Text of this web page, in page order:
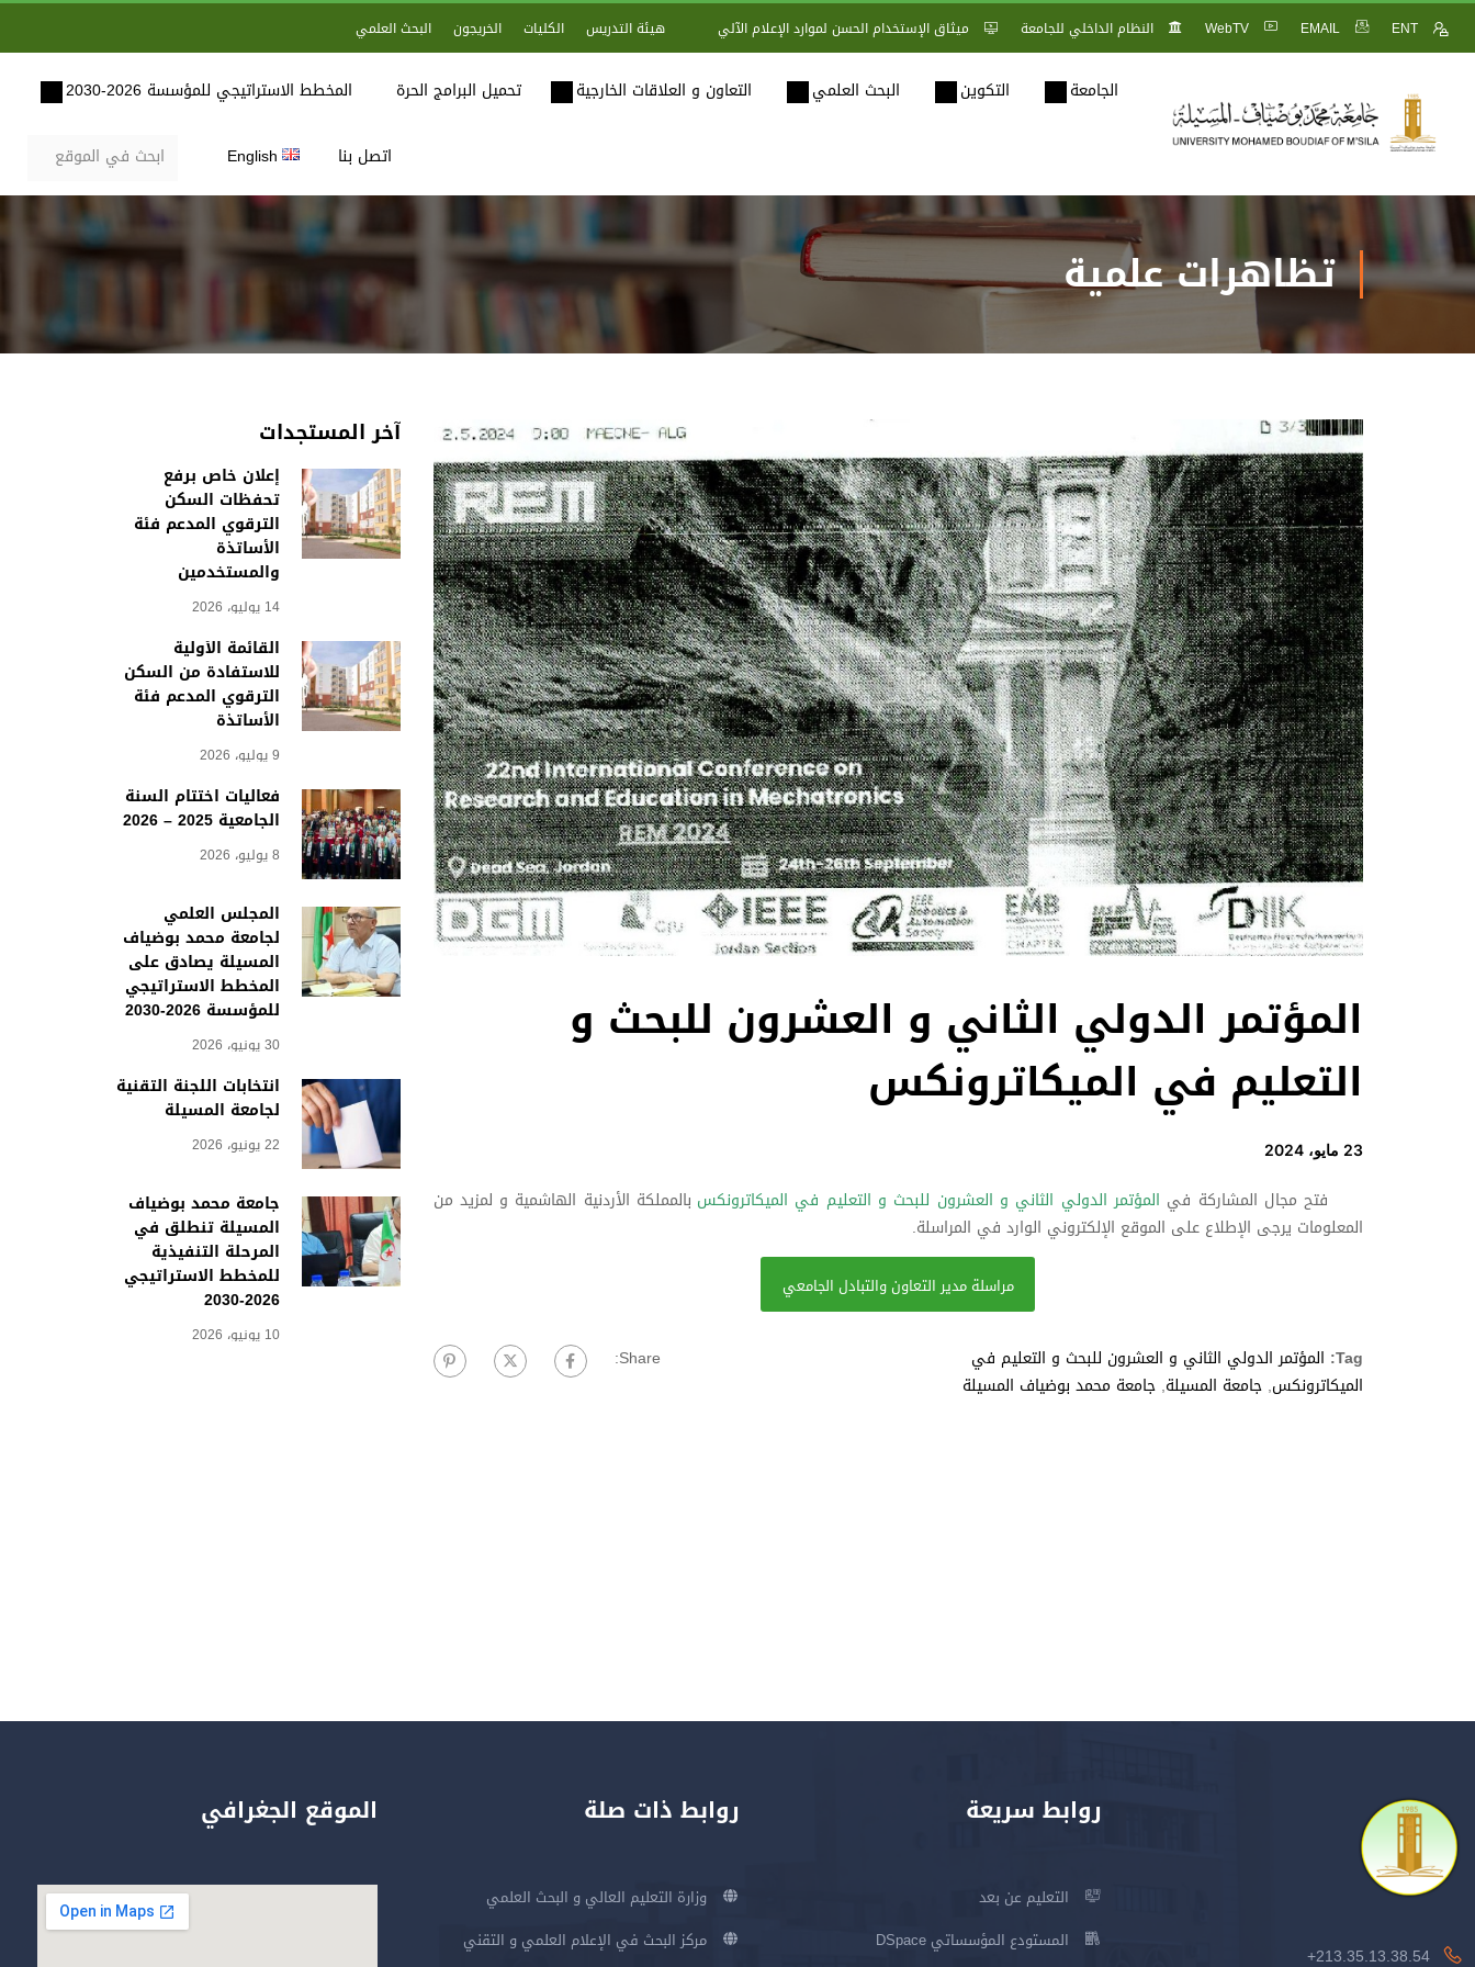
ENT
EMAIL
WebTV النظام الداخلي للجامعة ميثاق الإستخدام الحسن لموارد الإعلام الآلي هيئة التدريس الكليات الخريجون البحث العلمي
الجامعة التكوين البحث العلمي التعاون و العلاقات الخارجية تحميل البرامج الحرة المخطط الاستراتيجي للمؤسسة 2026-2030
اتصل بنا English
تظاهرات علمية
المؤتمر الدولي الثاني و العشرون للبحث و
التعليم في الميكاترونكس
23 مايو، 2024
فتح مجال المشاركة في المؤتمر الدولي الثاني و العشرون للبحث و التعليم في الميكاترونكس بالمملكة الأردنية الهاشمية و لمزيد من
المعلومات يرجى الإطلاع على الموقع الإلكتروني الوارد في المراسلة.
مراسلة مدير التعاون والتبادل الجامعي
Tag: المؤتمر الدولي الثاني و العشرون للبحث و التعليم في
الميكاترونكس, جامعة المسيلة, جامعة محمد بوضياف المسيلة
Share:
آخر المستجدات
إعلان خاص برفع
تحفظات السكن
الترقوي المدعم فئة
الأساتذة
والمستخدمين
14 يوليو، 2026
القائمة الأولية
للاستفادة من السكن
الترقوي المدعم فئة
الأساتذة
9 يوليو، 2026
فعاليات اختتام السنة
الجامعية 2025 – 2026
8 يوليو، 2026
المجلس العلمي
لجامعة محمد بوضياف
المسيلة يصادق على
المخطط الاستراتيجي
للمؤسسة 2026-2030
30 يونيو، 2026
انتخابات اللجنة التقنية
لجامعة المسيلة
22 يونيو، 2026
جامعة محمد بوضياف
المسيلة تنطلق في
المرحلة التنفيذية
للمخطط الاستراتيجي
2026-2030
10 يونيو، 2026
213.35.13.38.54+
روابط سريعة
التعليم عن بعد
المستودع المؤسساتي DSpace
روابط ذات صلة
وزارة التعليم العالي و البحث العلمي
مركز البحث في الإعلام العلمي و التقني
الموقع الجغرافي